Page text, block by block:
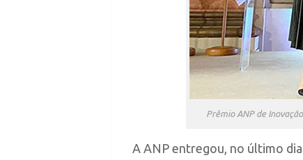
Prêmio ANP de
A ANP entregou, no último